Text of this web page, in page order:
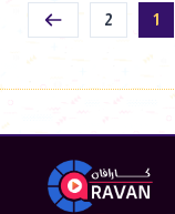
1
2